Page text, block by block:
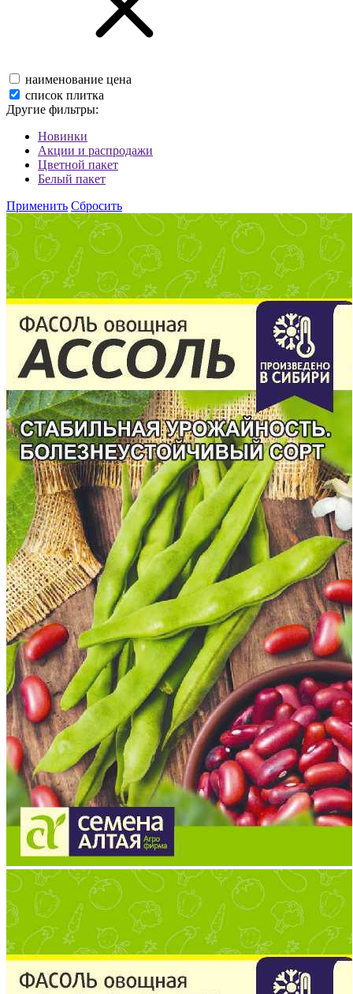
наименование цена
список плитка
Другие фильтры:
Новинки
Акции и распродажи
Цветной пакет
Белый пакет
Применить Сбросить